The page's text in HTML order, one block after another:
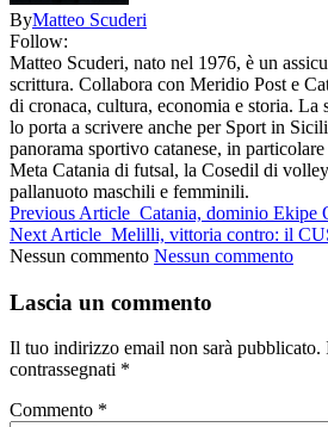
ByMatteo Scuderi
Follow:
Matteo Scuderi, nato nel 1976, è un
scrittura. Collabora con Meridio Post e
di cronaca, cultura, economia e storia. La
lo porta a scrivere anche per Sport in
panorama sportivo catanese, in
Meta Catania di futsal, la Cosedil di
pallanuoto maschili e femminili.
Previous Article Catania, dominio Ekipe
Next Article Melilli, vittoria contro: il
Nessun commento Nessun commento
Lascia un commento
Il tuo indirizzo email non sarà pubblicato.
contrassegnati *
Commento *